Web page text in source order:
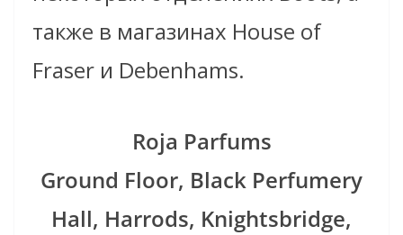
также в магазинах House of
Fraser и Debenhams.
Roja Parfums
Ground Floor, Black Perfumery
Hall, Harrods, Knightsbridge,